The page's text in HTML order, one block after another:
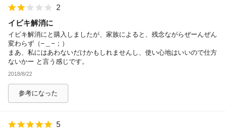
2
イビキ解消に
イビキ解消にと購入しましたが、家族によると、残念ながらぜーんぜん
変わらず（−＿−；）
まあ、私にはあわないだけかもしれませんし、使い心地はいいので仕方
ないかー と言う感じです。
2018/8/22
参考になった
5